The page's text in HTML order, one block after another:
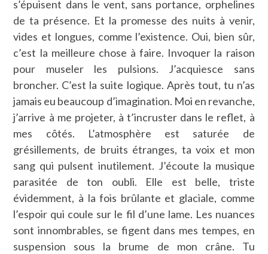
s’épuisent dans le vent, sans portance, orphelines
de ta présence. Et la promesse des nuits à venir,
vides et longues, comme l’existence. Oui, bien sûr,
c’est la meilleure chose à faire. Invoquer la raison
pour museler les pulsions. J’acquiesce sans
broncher. C’est la suite logique. Après tout, tu n’as
jamais eu beaucoup d’imagination. Moi en revanche,
j’arrive à me projeter, à t’incruster dans le reflet, à
mes côtés. L’atmosphère est saturée de
grésillements, de bruits étranges, ta voix et mon
sang qui pulsent inutilement. J’écoute la musique
parasitée de ton oubli. Elle est belle, triste
évidemment, à la fois brûlante et glaciale, comme
l’espoir qui coule sur le fil d’une lame. Les nuances
sont innombrables, se figent dans mes tempes, en
suspension sous la brume de mon crâne. Tu